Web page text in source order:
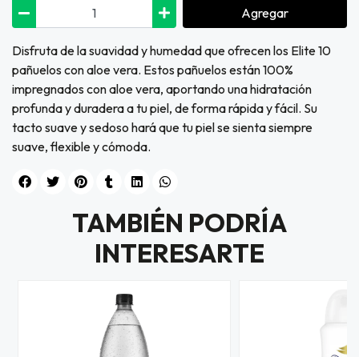
Agregar
Disfruta de la suavidad y humedad que ofrecen los Elite 10
pañuelos con aloe vera. Estos pañuelos están 100%
impregnados con aloe vera, aportando una hidratación
profunda y duradera a tu piel, de forma rápida y fácil. Su
tacto suave y sedoso hará que tu piel se sienta siempre
suave, flexible y cómoda.
TAMBIÉN PODRÍA
INTERESARTE